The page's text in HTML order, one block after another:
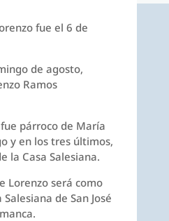
fue el 6 de
de agosto,
Ramos
párroco de María
y en los tres últimos,
la Casa Salesiana.
Lorenzo será como
de San José